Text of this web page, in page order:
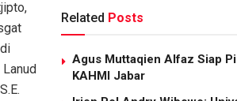
Related Posts
Agus Muttaqien Alfaz Siap
KAHMI Jabar